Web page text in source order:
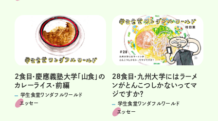
2食目・慶應義塾大学「山食」の
カレーライス・前編
学生食堂ワンダフルワールド
エッセー
28食目・九州大学にはラーメ
ンがとんこつしかないってマ
ジですか？
学生食堂ワンダフルワールド
エッセー